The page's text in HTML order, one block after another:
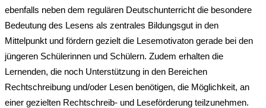
ebenfalls neben dem regulären Deutschunterricht die besondere
Bedeutung des Lesens als zentrales Bildungsgut in den
Mittelpunkt und fördern gezielt die Lesemotivaton gerade bei den
jüngeren Schülerinnen und Schülern. Zudem erhalten die
Lernenden, die noch Unterstützung in den Bereichen
Rechtschreibung und/oder Lesen benötigen, die Möglichkeit, an
einer gezielten Rechtschreib- und Leseförderung teilzunehmen.